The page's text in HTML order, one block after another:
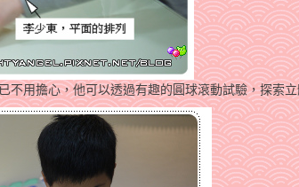
不用擔心，他可以透過有趣的圓球滾動試驗，探索